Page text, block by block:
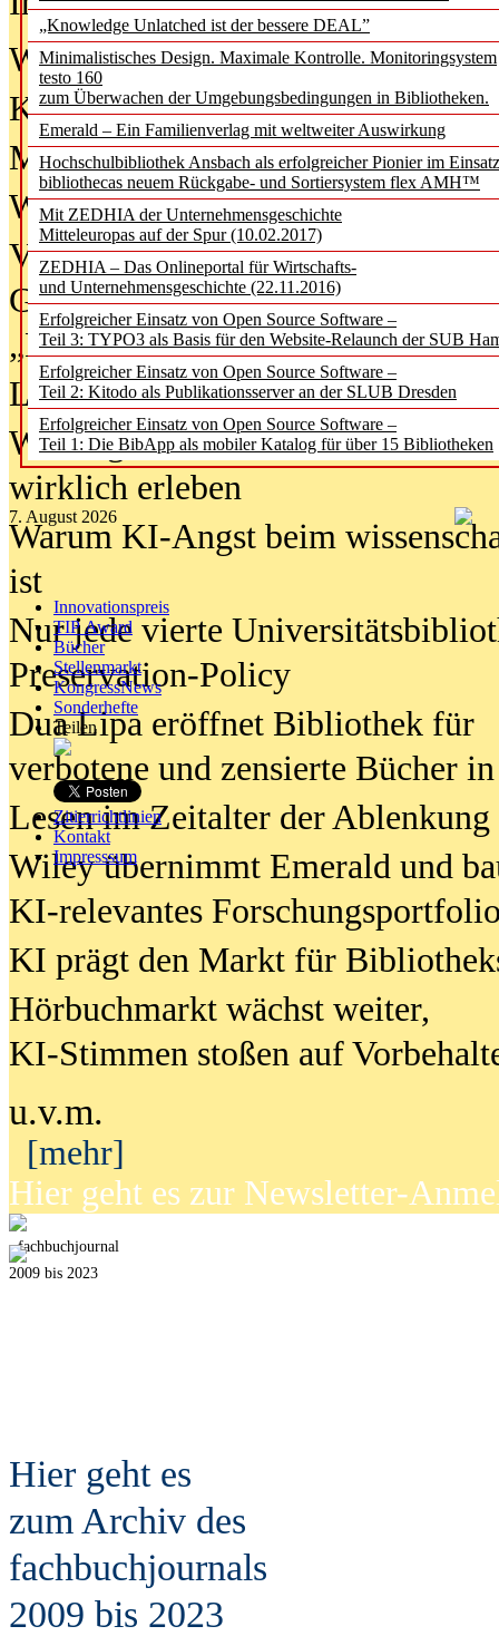
„Knowledge Unlatched ist der bessere DEAL”
Minimalistisches Design. Maximale Kontrolle. Monitoringsystem
testo 160
zum Überwachen der Umgebungsbedingungen in Bibliotheken.
Emerald – Ein Familienverlag mit weltweiter Auswirkung
Hochschulbibliothek Ansbach als erfolgreicher Pionier im
bibliothecas neuem Rückgabe- und Sortiersystem flex AMH™
Mit ZEDHIA der Unternehmensgeschichte
Mitteleuropas auf der Spur (10.02.2017)
ZEDHIA – Das Onlineportal für Wirtschafts-
und Unternehmensgeschichte (22.11.2016)
Erfolgreicher Einsatz von Open Source Software –
Teil 3: TYPO3 als Basis für den Website-Relaunch der SUB
Erfolgreicher Einsatz von Open Source Software –
Teil 2: Kitodo als Publikationsserver an der SLUB Dresden
Erfolgreicher Einsatz von Open Source Software –
Teil 1: Die BibApp als mobiler Katalog für über 15 Bibliotheken
7. August 2026
Innovationspreis
TIP Award
Bücher
Stellenmarkt
KongressNews
Sonderhefte
Teilen
Zitierrichtlinien
Kontakt
Impresssum
Was Hochschul­bibliotheken von
Kinder in der digitalen Welt
Metadaten als Infrastruktur
Wenn Bots katalogisieren
Von Abschlusskleidern bis
Geisterjagd-Ausrüstung in der
„Library of Things“ unterwegs
Lesen als Infrastrukturaufgabe
Wie Jugendliche Social Media
wirklich erleben
Warum KI-Angst beim
ist
Nur jede vierte
Preservation-Policy
Dua Lipa eröffnet Bibliothek für
verbotene und zensierte Bücher
Lesen im Zeitalter der Ablenkung
Wiley übernimmt Emerald und
KI-relevantes
KI prägt den Markt für
Hörbuchmarkt wächst weiter,
KI-Stimmen stoßen auf
u.v.m.
[mehr]
Hier geht es zur Newsletter-
fachbuchjournal
2009 bis 2023
Hier geht es
zum Archiv des
fachbuchjournals
2009 bis 2023